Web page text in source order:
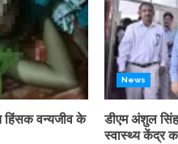
हिंसक वन्यजीव के
News
डीएम अंशुल
स्वास्थ्य केंद्र